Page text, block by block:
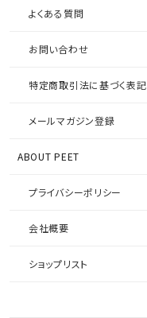
よくある質問
お問い合わせ
特定商取引法に基づく表記
メールマガジン登録
ABOUT PEET
プライバシーポリシー
会社概要
ショップリスト